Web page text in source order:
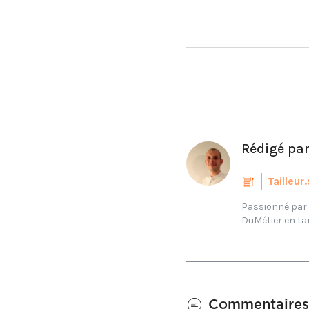
Rédigé par
Passionné
DuMétier en
Commentaires